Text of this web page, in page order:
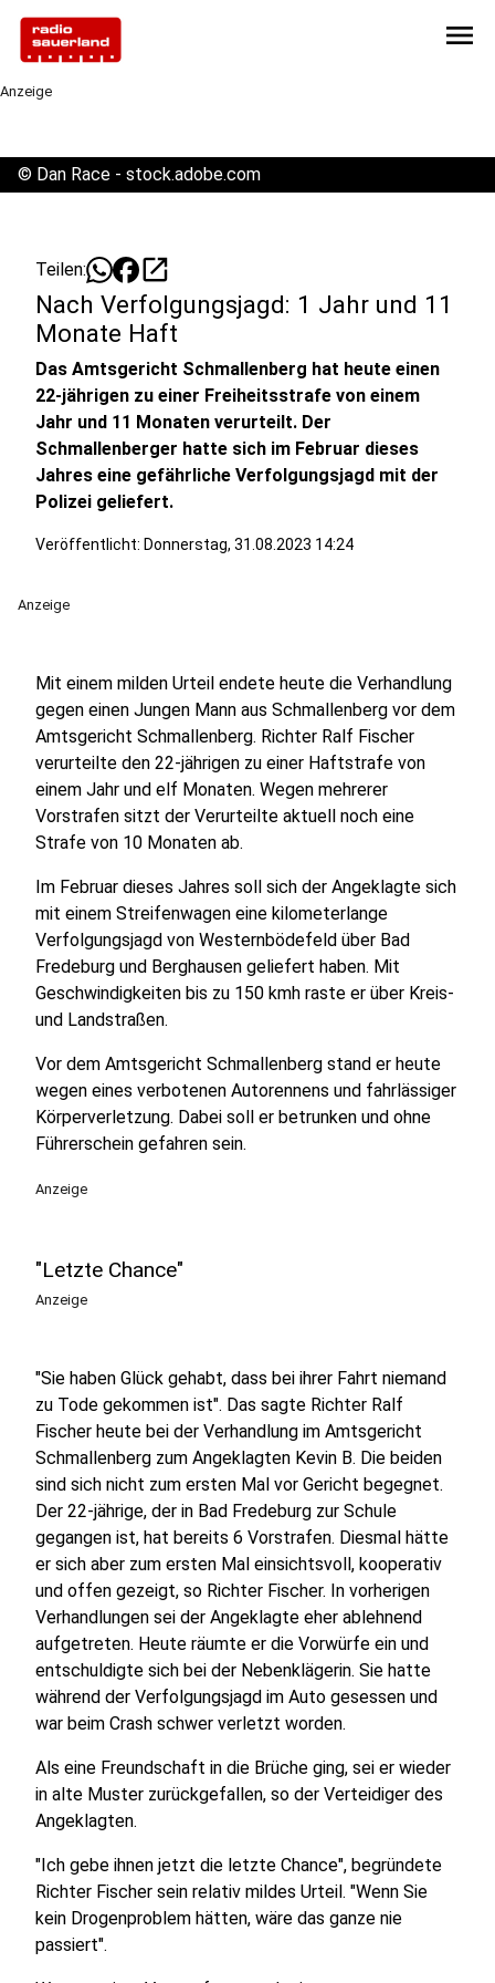
menu
Anzeige
© Dan Race - stock.adobe.com
Teilen: open_in_new
Nach Verfolgungsjagd: 1 Jahr und 11
Monate Haft
Das Amtsgericht Schmallenberg hat heute einen
22-jährigen zu einer Freiheitsstrafe von einem
Jahr und 11 Monaten verurteilt. Der
Schmallenberger hatte sich im Februar dieses
Jahres eine gefährliche Verfolgungsjagd mit der
Polizei geliefert.
Veröffentlicht: Donnerstag, 31.08.2023 14:24
Anzeige
Mit einem milden Urteil endete heute die Verhandlung
gegen einen Jungen Mann aus Schmallenberg vor dem
Amtsgericht Schmallenberg. Richter Ralf Fischer
verurteilte den 22-jährigen zu einer Haftstrafe von
einem Jahr und elf Monaten. Wegen mehrerer
Vorstrafen sitzt der Verurteilte aktuell noch eine
Strafe von 10 Monaten ab.
Im Februar dieses Jahres soll sich der Angeklagte sich
mit einem Streifenwagen eine kilometerlange
Verfolgungsjagd von Westernbödefeld über Bad
Fredeburg und Berghausen geliefert haben. Mit
Geschwindigkeiten bis zu 150 kmh raste er über Kreis-
und Landstraßen.
Vor dem Amtsgericht Schmallenberg stand er heute
wegen eines verbotenen Autorennens und fahrlässiger
Körperverletzung. Dabei soll er betrunken und ohne
Führerschein gefahren sein.
Anzeige
"Letzte Chance"
Anzeige
"Sie haben Glück gehabt, dass bei ihrer Fahrt niemand
zu Tode gekommen ist". Das sagte Richter Ralf
Fischer heute bei der Verhandlung im Amtsgericht
Schmallenberg zum Angeklagten Kevin B. Die beiden
sind sich nicht zum ersten Mal vor Gericht begegnet.
Der 22-jährige, der in Bad Fredeburg zur Schule
gegangen ist, hat bereits 6 Vorstrafen. Diesmal hätte
er sich aber zum ersten Mal einsichtsvoll, kooperativ
und offen gezeigt, so Richter Fischer. In vorherigen
Verhandlungen sei der Angeklagte eher ablehnend
aufgetreten. Heute räumte er die Vorwürfe ein und
entschuldigte sich bei der Nebenklägerin. Sie hatte
während der Verfolgungsjagd im Auto gesessen und
war beim Crash schwer verletzt worden.
Als eine Freundschaft in die Brüche ging, sei er wieder
in alte Muster zurückgefallen, so der Verteidiger des
Angeklagten.
"Ich gebe ihnen jetzt die letzte Chance", begründete
Richter Fischer sein relativ mildes Urteil. "Wenn Sie
kein Drogenproblem hätten, wäre das ganze nie
passiert".